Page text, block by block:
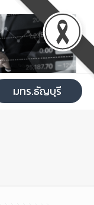
มทร.ธัญบุรี